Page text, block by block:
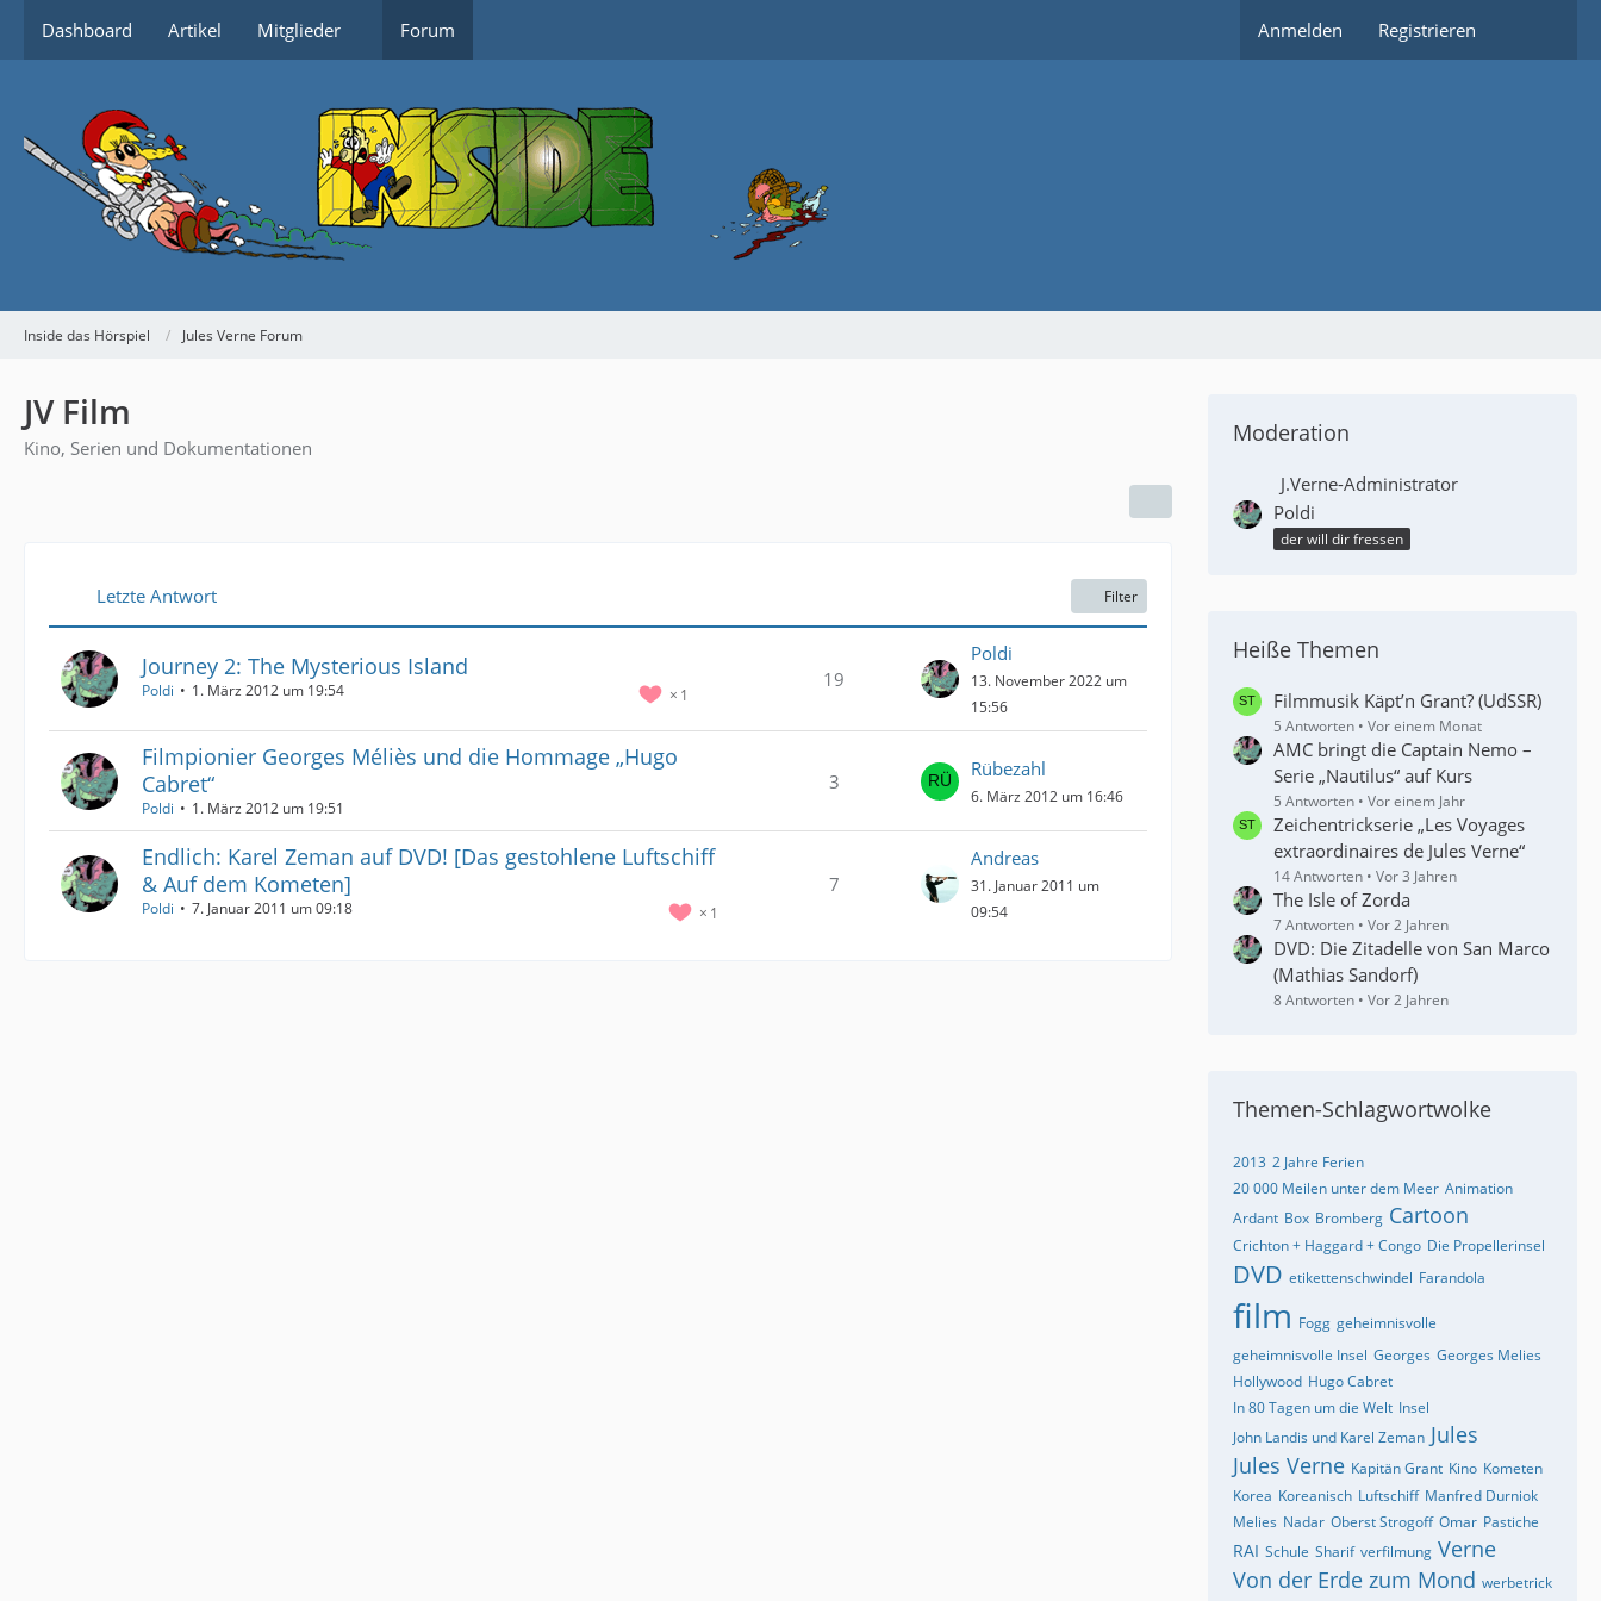
Dashboard Artikel Mitglieder Forum Anmelden Registrieren
Inside das Hörspiel Jules Verne Forum
JV Film
Kino, Serien und Dokumentationen
Letzte Antwort Filter
Journey 2: The Mysterious Island
1
Poldi 1. März 2012 um 19:54 19
Poldi
13. November 2022 um
15:56
Filmpionier Georges Méliès und die Hommage „Hugo
Cabret“
Poldi 1. März 2012 um 19:51
3
Rübezahl
6. März 2012 um 16:46
Endlich: Karel Zeman auf DVD! [Das gestohlene Luftschiff
& Auf dem Kometen]
1
Poldi 7. Januar 2011 um 09:18
7
Andreas
31. Januar 2011 um
09:54
Moderation
J.Verne-Administrator
Poldi
der will dir fressen
Heiße Themen
Filmmusik Käpt’n Grant? (UdSSR)
5 Antworten Vor einem Monat
AMC bringt die Captain Nemo –
Serie „Nautilus“ auf Kurs
5 Antworten Vor einem Jahr
Zeichentrickserie „Les Voyages
extraordinaires de Jules Verne“
14 Antworten Vor 3 Jahren
The Isle of Zorda
7 Antworten Vor 2 Jahren
DVD: Die Zitadelle von San Marco
(Mathias Sandorf)
8 Antworten Vor 2 Jahren
Themen-Schlagwortwolke
2013 2 Jahre Ferien
20 000 Meilen unter dem Meer Animation
Ardant Box Bromberg Cartoon
Crichton + Haggard + Congo Die Propellerinsel
DVD etikettenschwindel Farandola
film Fogg geheimnisvolle
geheimnisvolle Insel Georges Georges Melies
Hollywood Hugo Cabret
In 80 Tagen um die Welt Insel
John Landis und Karel Zeman Jules
Jules Verne Kapitän Grant Kino Kometen
Korea Koreanisch Luftschiff Manfred Durniok
Melies Nadar Oberst Strogoff Omar Pastiche
RAI Schule Sharif verfilmung Verne
Von der Erde zum Mond werbetrick